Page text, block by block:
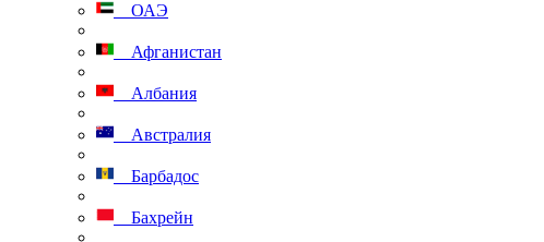
ОАЭ
Афганистан
Албания
Австралия
Барбадос
Бахрейн